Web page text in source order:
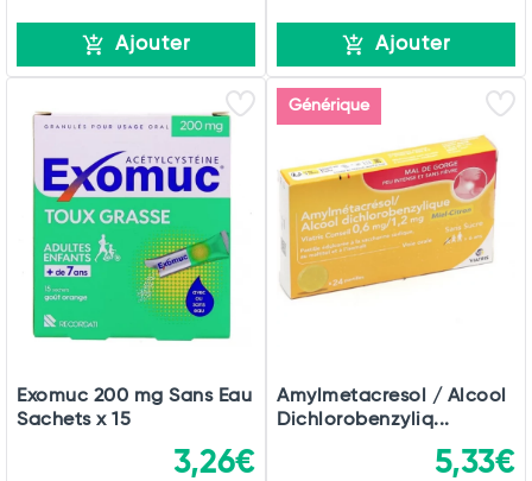
Ajouter Ajouter
Exomuc 200 mg Sans Eau
Sachets x 15
3,26€
Générique
Amylmetacresol / Alcool
Dichlorobenzyliq...
5,33€